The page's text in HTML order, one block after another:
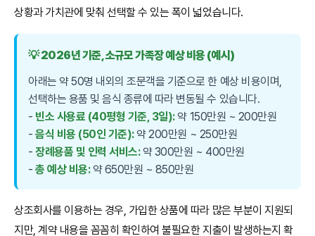
상황과 가치관에 맞춰 선택할 수 있는 폭이 넓었습니다.
💡 2026년 기준, 소규모 가족장 예상 비용 (예시)
아래는 약 50명 내외의 조문객을 기준으로 한 예상 비용이며,
선택하는 용품 및 음식 종류에 따라 변동될 수 있습니다.
- 빈소 사용료 (40평형 기준, 3일):약 150만원 ~ 200만원
-음식 비용 (50인 기준):약 200만원 ~ 250만원
-장례용품 및 인력 서비스:약 300만원 ~ 400만원
-총 예상 비용:약 650만원 ~ 850만원
상조회사를 이용하는 경우, 가입한 상품에 따라 많은 부분이 지원되
지만, 계약 내용을 꼼꼼히 확인하여 불필요한 지출이 발생하는지 확